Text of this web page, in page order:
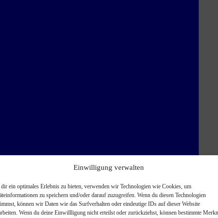
Einwilligung verwalten
ein optimales Erlebnis zu bieten, verwenden wir Technologien wie Cookies, um
zu speichern und/oder darauf zuzugreifen. Wenn du diesen Technologien
können wir Daten wie das Surfverhalten oder eindeutige IDs auf dieser Website
Wenn du deine Einwillligung nicht erteilst oder zurückziehst, können bestimmte